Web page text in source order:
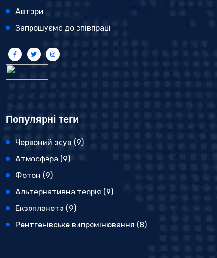
Автори
Запрошуємо до співпраці
Популярні теги
Червоний зсув (9)
Атмосфера (9)
Фотон (9)
Альтернативна теорія (9)
Екзопланета (9)
Рентгенівське випромінювання (8)